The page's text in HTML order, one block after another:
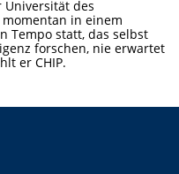
des
in einem
Tempo statt, das selbst
forschen, nie erwartet
er CHIP.